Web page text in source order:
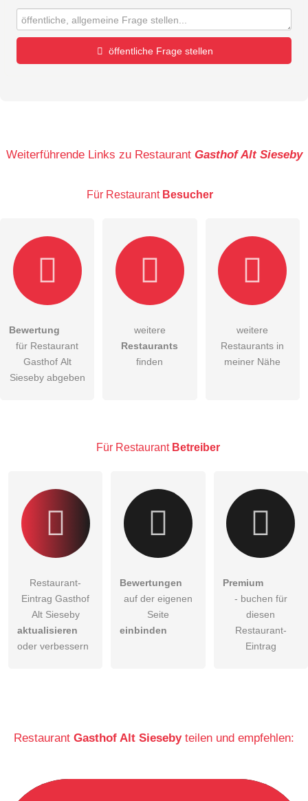
öffentliche Frage stellen
E-Mail-Adresse (wird nicht veröffentlicht)
Hiermit akzeptiere ich dieAGB
DieDatenschutzerklärung habe ich zur Kenntnis genommen.
Besucher sichtbar.
Weiterführende Links zu Restaurant Gasthof Alt Sieseby
Für Restaurant Besucher
Bewertung
für Restaurant
Gasthof Alt
Sieseby abgeben
weitere
Restaurants
finden
weitere
Restaurants in
meiner Nähe
Für Restaurant Betreiber
Restaurant-
Eintrag Gasthof
Alt Sieseby
aktualisieren
oder verbessern
Bewertungen
auf der eigenen
Seite
einbinden
Premium
- buchen für
diesen
Restaurant-
Eintrag
Restaurant Gasthof Alt Siesebyteilen und empfehlen: